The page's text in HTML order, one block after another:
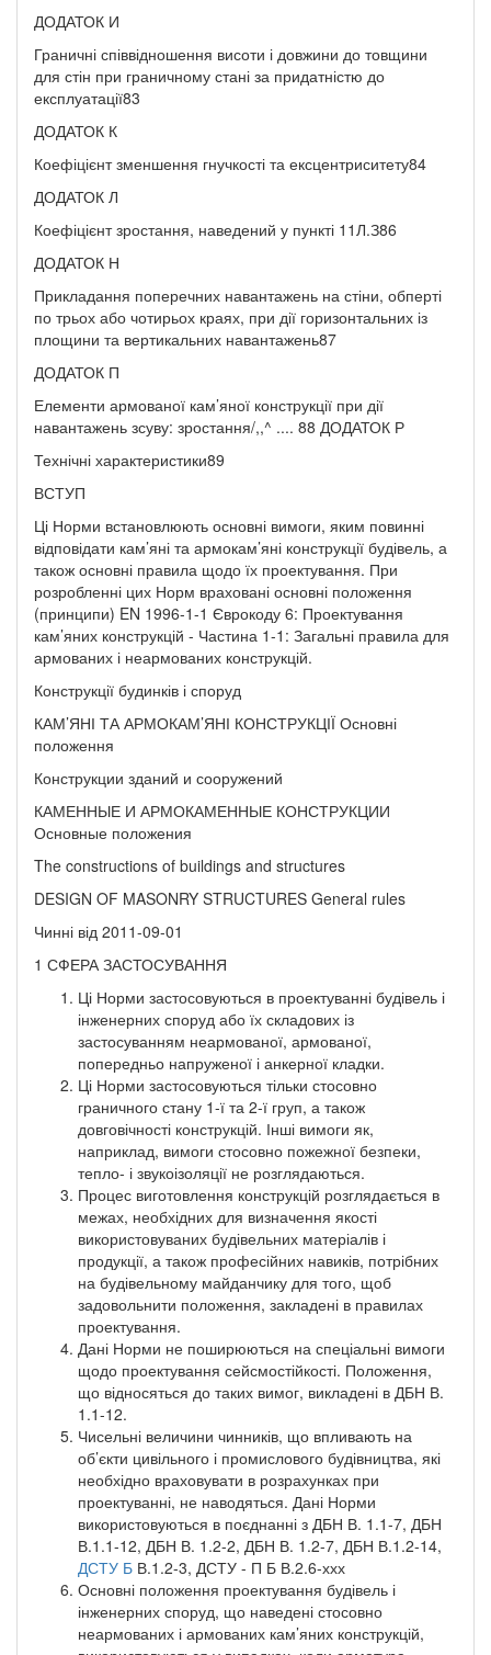
ДОДАТОК И
Граничні співвідношення висоти і довжини до товщини
для стін при граничному стані за придатністю до
експлуатації83
ДОДАТОК К
Коефіцієнт зменшення гнучкості та ексцентриситету84
ДОДАТОК Л
Коефіцієнт зростання, наведений у пункті 11Л.З86
ДОДАТОК Н
Прикладання поперечних навантажень на стіни, обперті
по трьох або чотирьох краях, при дії горизонтальних із
площини та вертикальних навантажень87
ДОДАТОК П
Елементи армованої кам’яної конструкції при дії
навантажень зсуву: зростання/,,^ .... 88 ДОДАТОК Р
Технічні характеристики89
ВСТУП
Ці Норми встановлюють основні вимоги, яким повинні
відповідати кам’яні та армокам’яні конструкції будівель, а
також основні правила щодо їх проектування. При
розробленні цих Норм враховані основні положення
(принципи) EN 1996-1-1 Єврокоду 6: Проектування
кам’яних конструкцій - Частина 1-1: Загальні правила для
армованих і неармованих конструкцій.
Конструкції будинків і споруд
КАМ’ЯНІ ТА АРМОКАМ’ЯНІ КОНСТРУКЦІЇ Основні
положення
Конструкции зданий и сооружений
КАМЕННЫЕ И АРМОКАМЕННЫЕ КОНСТРУКЦИИ
Основные положения
The constructions of buildings and structures
DESIGN OF MASONRY STRUCTURES General rules
Чинні від 2011-09-01
1 СФЕРА ЗАСТОСУВАННЯ
Ці Норми застосовуються в проектуванні будівель і
інженерних споруд або їх складових із
застосуванням неармованої, армованої,
попередньо напруженої і анкерної кладки.
Ці Норми застосовуються тільки стосовно
граничного стану 1-ї та 2-ї груп, а також
довговічності конструкцій. Інші вимоги як,
наприклад, вимоги стосовно пожежної безпеки,
тепло- і звукоізоляції не розглядаються.
Процес виготовлення конструкцій розглядається в
межах, необхідних для визначення якості
використовуваних будівельних матеріалів і
продукції, а також професійних навиків, потрібних
на будівельному майданчику для того, щоб
задовольнити положення, закладені в правилах
проектування.
Дані Норми не поширюються на спеціальні вимоги
щодо проектування сейсмостійкості. Положення,
що відносяться до таких вимог, викладені в ДБН В.
1.1-12.
Чисельні величини чинників, що впливають на
об’єкти цивільного і промислового будівництва, які
необхідно враховувати в розрахунках при
проектуванні, не наводяться. Дані Норми
використовуються в поєднанні з ДБН В. 1.1-7, ДБН
В.1.1-12, ДБН В. 1.2-2, ДБН В. 1.2-7, ДБН В.1.2-14,
ДСТУ Б В.1.2-3, ДСТУ - П Б В.2.6-ххх
Основні положення проектування будівель і
інженерних споруд, що наведені стосовно
неармованих і армованих кам’яних конструкцій,